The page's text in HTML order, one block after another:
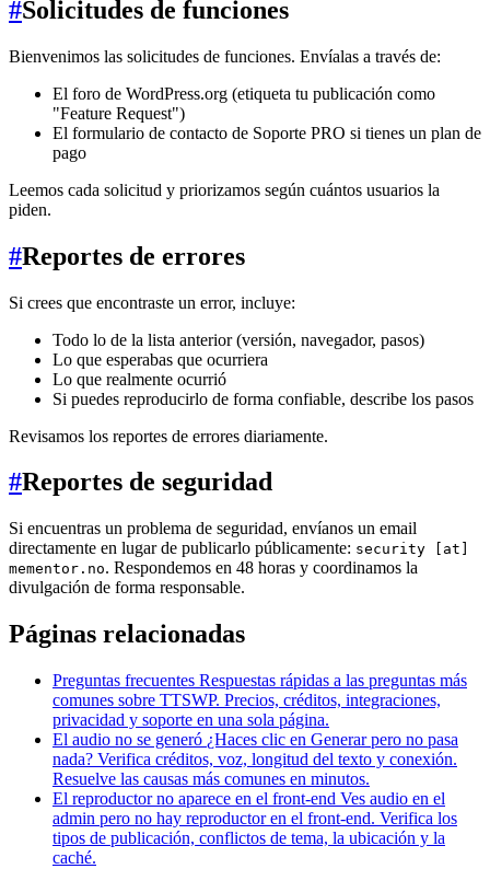
#Solicitudes de funciones
Bienvenimos las solicitudes de funciones. Envíalas a través de:
El foro de WordPress.org (etiqueta tu publicación como
"Feature Request")
El formulario de contacto de Soporte PRO si tienes un plan de
pago
Leemos cada solicitud y priorizamos según cuántos usuarios la
piden.
#Reportes de errores
Si crees que encontraste un error, incluye:
Todo lo de la lista anterior (versión, navegador, pasos)
Lo que esperabas que ocurriera
Lo que realmente ocurrió
Si puedes reproducirlo de forma confiable, describe los pasos
Revisamos los reportes de errores diariamente.
#Reportes de seguridad
Si encuentras un problema de seguridad, envíanos un email
directamente en lugar de publicarlo públicamente: security [at]
mementor.no. Respondemos en 48 horas y coordinamos la
divulgación de forma responsable.
Páginas relacionadas
Preguntas frecuentes Respuestas rápidas a las preguntas más
comunes sobre TTSWP. Precios, créditos, integraciones,
privacidad y soporte en una sola página.
El audio no se generó ¿Haces clic en Generar pero no pasa
nada? Verifica créditos, voz, longitud del texto y conexión.
Resuelve las causas más comunes en minutos.
El reproductor no aparece en el front-end Ves audio en el
admin pero no hay reproductor en el front-end. Verifica los
tipos de publicación, conflictos de tema, la ubicación y la
caché.